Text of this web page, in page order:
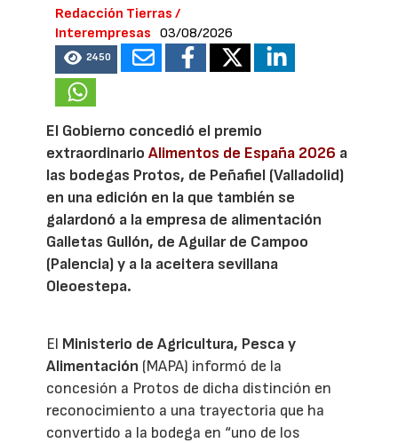
Redacción Tierras /
Interempresas
03/08/2026
2450
El Gobierno concedió el premio
extraordinarioAlimentos de España 2026 a
las bodegas Protos, de Peñafiel (Valladolid)
en una edición en la que también se
galardonó a la empresa de alimentación
Galletas Gullón, de Aguilar de Campoo
(Palencia) y a la aceitera sevillana
Oleoestepa.
El Ministerio de Agricultura, Pesca y
Alimentación (MAPA) informó de la
concesión a Protos de dicha distinción en
reconocimiento a una trayectoria que ha
convertido a la bodega en “uno de los